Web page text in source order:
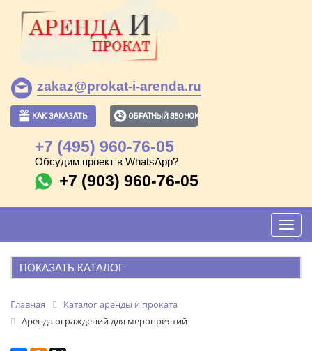
zakaz@prokat-i-arenda.ru
КАК ЗАКАЗАТЬ ОБРАТНЫЙ ЗВОНОК
+7 (495) 960-76-05
Обсудим проект в WhatsApp?
+7 (903) 960-76-05
ПОКАЗАТЬ КАТАЛОГ
ПОПУЛЯРНЫЕ ПОЗИЦИИ:
Главная
Каталог аренды и проката
Аренда ограждений для мероприятий